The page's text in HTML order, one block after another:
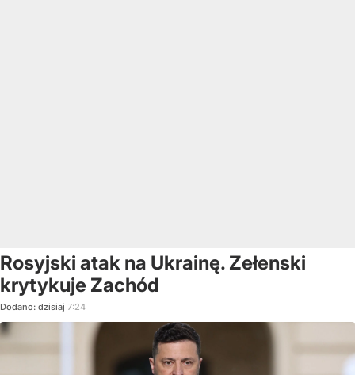
Rosyjski atak na Ukrainę. Zełenski
krytykuje Zachód
Dodano: dzisiaj 7:24